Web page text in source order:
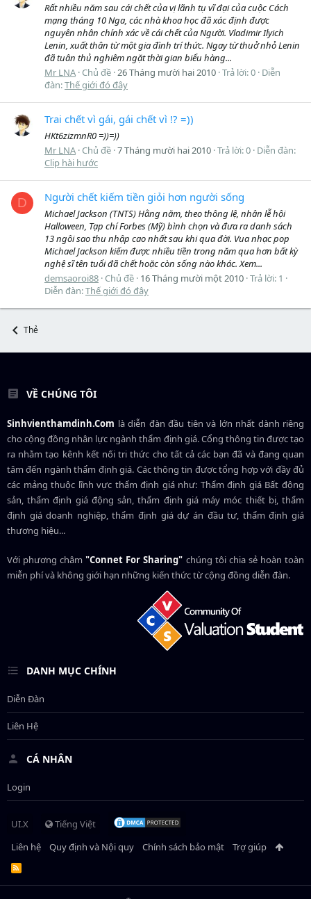
Rất nhiều năm sau cái chết của vị lãnh tụ vĩ đại của cuộc Cách
mạng tháng 10 Nga, các nhà khoa học đã xác định được
nguyên nhân chính xác về cái chết của Người. Vladimir Ilyich
Lenin, xuất thân từ một gia đình trí thức. Ngay từ thuở nhỏ Lenin
đã tuân thủ nghiêm ngặt thời gian biểu hàng...
Mr LNA Chủ đề 26 Tháng mười hai 2010 Trả lời: 0 Diễn
đàn:Thế giới đó đây
Trai chết vì gái, gái chết vì !? =))
HKt6zizmnR0 =))=))
Mr LNA Chủ đề 7 Tháng mười hai 2010 Trả lời: 0 Diễn đàn:
Clip hài hước
D Người chết kiếm tiền giỏi hơn người sống
Michael Jackson (TNTS) Hằng năm, theo thông lệ, nhân lễ hội
Halloween, Tạp chí Forbes (Mỹ) bình chọn và đưa ra danh sách
13 ngôi sao thu nhập cao nhất sau khi qua đời. Vua nhạc pop
Michael Jackson kiếm được nhiều tiền trong năm qua hơn bất kỳ
nghệ sĩ tên tuổi đã chết hoặc còn sống nào khác. Xem...
demsaoroi88 Chủ đề 16 Tháng mười một 2010 Trả lời: 1
Diễn đàn:Thế giới đó đây
Thẻ
VỀ CHÚNG TÔI
Sinhvienthamdinh.Com là diễn đàn đầu tiên và lớn nhất dành riêng
cho cộng đồng nhân lực ngànhthẩm định giá. Cổng thông tin được tạo
ra nhằm tạo kênh kết nối tri thức cho tất cả các bạn đã và đang quan
tâm đến ngành thẩm định giá. Các thông tin được tổng hợp với đầy đủ
các mảng thuộc lĩnh vực thẩm định giá như: Thẩm định giá Bất động
sản, thẩm định giá động sản, thẩm định giá máy móc thiết bị, thẩm
định giá doanh nghiệp, thẩm định giá dự án đầu tư, thẩm định giá
thương hiệu...
Với phương châm"Connet For Sharing" chúng tôi chia sẻ hoàn toàn
miễn phí và không giới hạn những kiến thức từ cộng đồng diễn đàn.
DANH MỤC CHÍNH
Diễn Đàn
Liên Hệ
CÁ NHÂN
Login
UI.X
Tiếng Việt
Liên hệ
Quy định và Nội quy Chính sách bảo mật Trợ giúp
R
S
S